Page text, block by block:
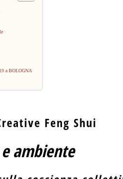
a BOLOGNA
Feng Shui
ambiente